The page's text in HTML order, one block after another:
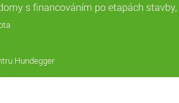
s financováním po etapách
Hundegger